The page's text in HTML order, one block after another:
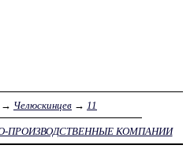
Челюскинцев → 11
ПРОИЗВОДСТВЕННЫЕ КОМПАНИИ